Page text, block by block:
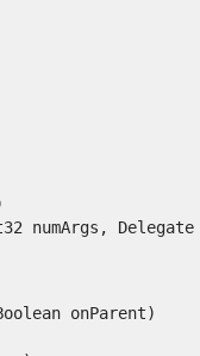
numArgs, Delegate
onParent)